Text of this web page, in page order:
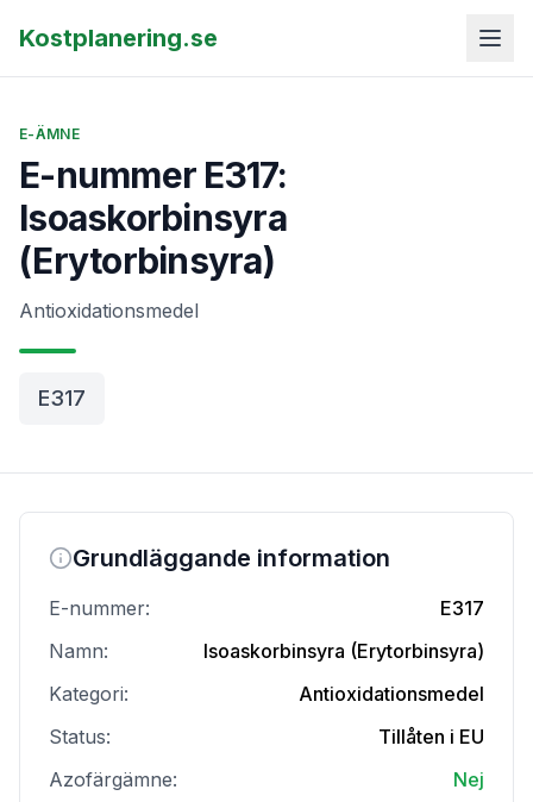
Kostplanering.se
E-ÄMNE
E-nummer E317:
Isoaskorbinsyra
(Erytorbinsyra)
Antioxidationsmedel
E317
Grundläggande information
E-nummer:
E317
Namn:
Isoaskorbinsyra (Erytorbinsyra)
Kategori:
Antioxidationsmedel
Status:
Tillåten i EU
Azofärgämne:
Nej